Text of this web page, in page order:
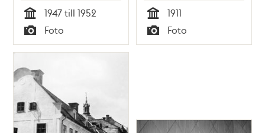
Vanadisvägen 26.
Tid
1947 till 1952
Typ
Foto
Östgötagatan 24B
Tid
1911
Typ
Foto